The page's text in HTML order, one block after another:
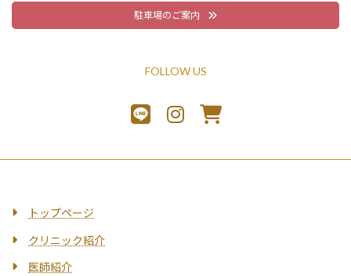
駐車場のご案内
FOLLOW US
トップページ
クリニック紹介
医師紹介